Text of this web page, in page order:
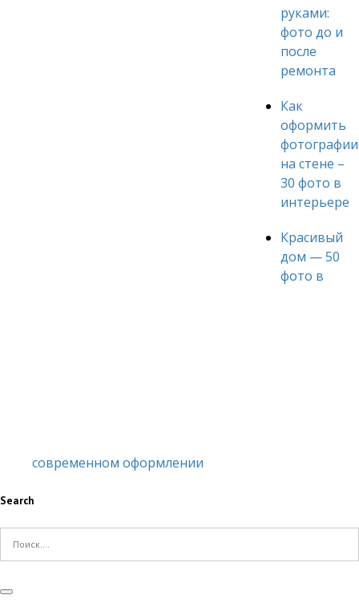
руками:
фото до и
после
ремонта
Как
оформить
фотографии
на стене –
30 фото в
интерьере
Красивый
дом — 50
фото в
современном оформлении
Search